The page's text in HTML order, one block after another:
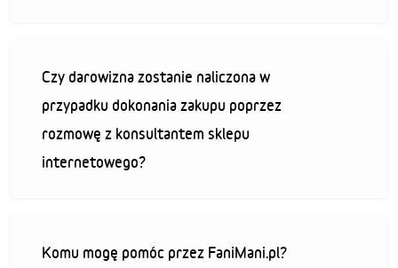
Czy darowizna zostanie naliczona w
przypadku dokonania zakupu poprzez
rozmowę z konsultantem sklepu
internetowego?
Komu mogę pomóc przez FaniMani.pl?